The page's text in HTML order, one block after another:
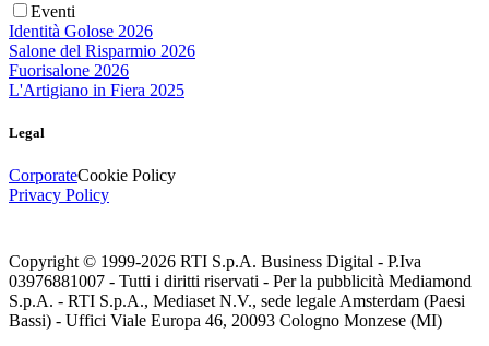
Eventi
Identità Golose 2026
Salone del Risparmio 2026
Fuorisalone 2026
L'Artigiano in Fiera 2025
Legal
CorporateCookie Policy
Privacy Policy
Copyright © 1999-2026 RTI S.p.A. Business Digital - P.Iva
03976881007 - Tutti i diritti riservati - Per la pubblicità Mediamond
S.p.A. - RTI S.p.A., Mediaset N.V., sede legale Amsterdam (Paesi
Bassi) - Uffici Viale Europa 46, 20093 Cologno Monzese (MI)